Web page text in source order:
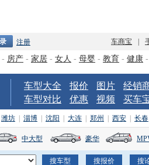
注册 车商宝
- 房产 - 家居 - 女人 - 母婴 - 教育 - 健康 -
车型大全 报价 图片 经销
车型对比
优惠 视频 买车
潍坊 淄博 沈阳 大连 郑州 西安 长春
中大型 豪华